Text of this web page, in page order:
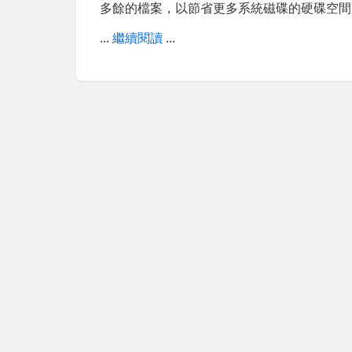
多餘的檔案，以節省更多系統磁碟的硬碟空
...繼續閱讀 ...